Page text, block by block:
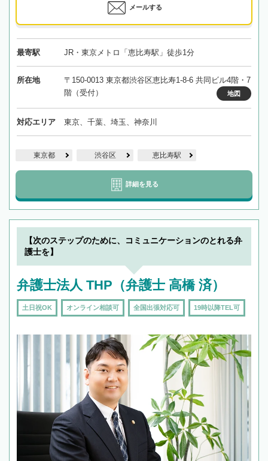
メールする
最寄駅 JR・東京メトロ「恵比寿駅」徒歩1分
所在地
〒150-0013 東京都渋谷区恵比寿1-8-6 共同ビル4階・7
階（受付）
地図
対応エリア 東京、千葉、埼玉、神奈川
東京都 渋谷区 恵比寿駅
詳細を見る
【次のステップのために、コミュニケーションのとれる弁
護士を】
弁護士法人 THP（弁護士 高橋 済）
土日祝OK オンライン相談可 全国出張対応可 19時以降TEL可